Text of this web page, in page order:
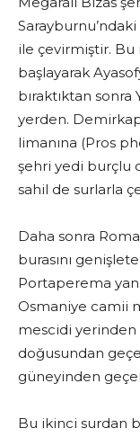
ile çevirmiştir. Bu
başlayarak
bıraktıktan sonra
yerden.
limanına (Pros
şehri yedi burçlu
sahil de surlarla
Daha sonra
burasını
Portaperema
Osmaniye camii
mescidi yerinden
doğusundan
güneyinden
Bu ikinci surdan